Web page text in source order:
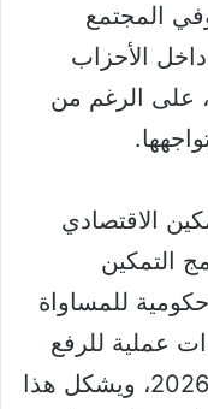
المجتمع
الأحزاب
على الرغم من
الاقتصادي
التمكين
للمساواة
عملية للرفع
من نسبة نشاطها في أفق سنة 2026، ويشكل هذا